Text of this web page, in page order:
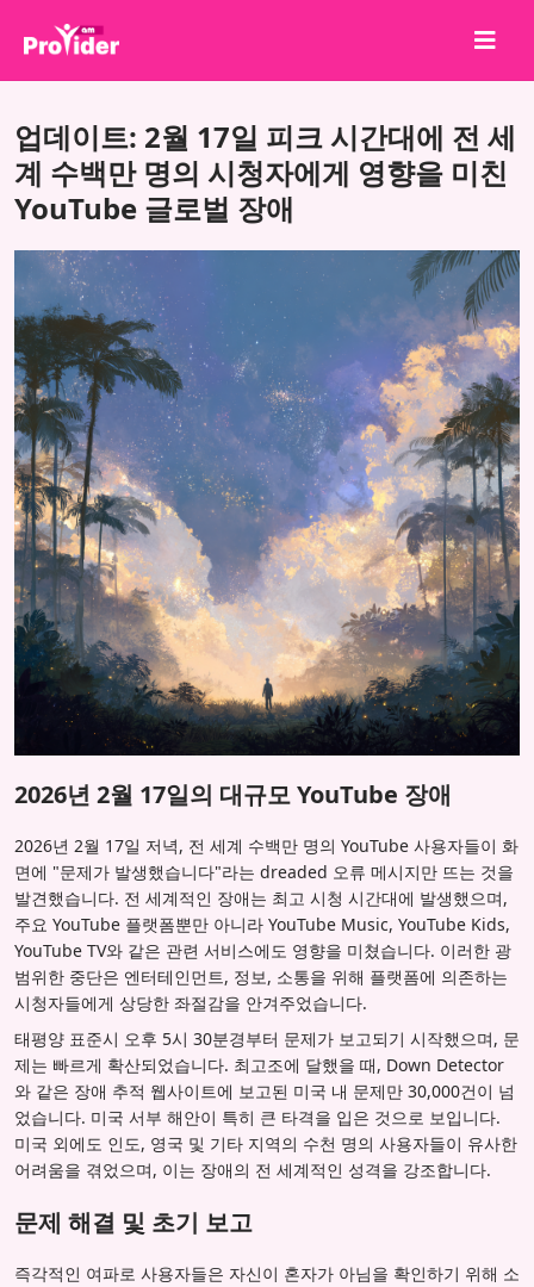
회사 소개
로그인
회원가입
서비스
API
이용약관
블로그
업데이트: 2월 17일 피크 시간대에 전 세
계 수백만 명의 시청자에게 영향을 미친
YouTube 글로벌 장애
2026년 2월 17일의 대규모 YouTube 장애
2026년 2월 17일 저녁, 전 세계 수백만 명의 YouTube 사용자들이 화
면에 "문제가 발생했습니다"라는 dreaded 오류 메시지만 뜨는 것을
발견했습니다. 전 세계적인 장애는 최고 시청 시간대에 발생했으며,
주요 YouTube 플랫폼뿐만 아니라 YouTube Music, YouTube Kids,
YouTube TV와 같은 관련 서비스에도 영향을 미쳤습니다. 이러한 광
범위한 중단은 엔터테인먼트, 정보, 소통을 위해 플랫폼에 의존하는
시청자들에게 상당한 좌절감을 안겨주었습니다.
태평양 표준시 오후 5시 30분경부터 문제가 보고되기 시작했으며, 문
제는 빠르게 확산되었습니다. 최고조에 달했을 때, Down Detector
와 같은 장애 추적 웹사이트에 보고된 미국 내 문제만 30,000건이 넘
었습니다. 미국 서부 해안이 특히 큰 타격을 입은 것으로 보입니다.
미국 외에도 인도, 영국 및 기타 지역의 수천 명의 사용자들이 유사한
어려움을 겪었으며, 이는 장애의 전 세계적인 성격을 강조합니다.
문제 해결 및 초기 보고
즉각적인 여파로 사용자들은 자신이 혼자가 아님을 확인하기 위해 소